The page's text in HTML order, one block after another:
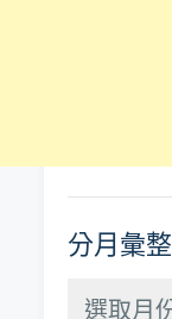
分月彙整
分